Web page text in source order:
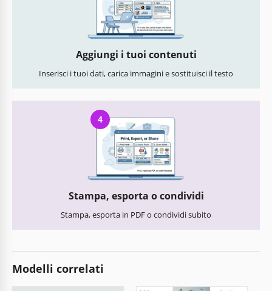
Aggiungi i tuoi contenuti
Inserisci i tuoi dati, carica immagini e sostituisci il testo
4
Stampa, esporta o condividi
Stampa, esporta in PDF o condividi subito
Modelli correlati